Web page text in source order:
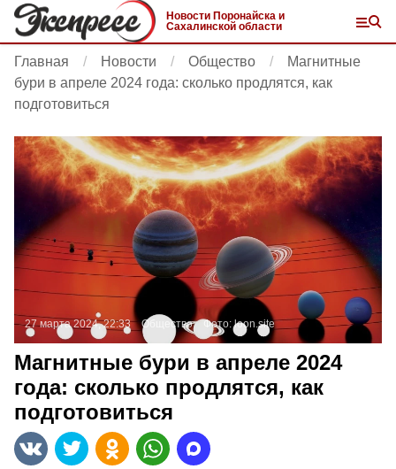
Новости Поронайска и
Сахалинской области
Главная Новости Общество
Магнитные
бури в апреле 2024 года: сколько продлятся, как
подготовиться
27 марта 2024, 22:33 Общество Фото:loon.site
Магнитные бури в апреле 2024
года: сколько продлятся, как
подготовиться